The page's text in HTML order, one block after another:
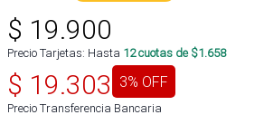
$ 19.900
Precio Tarjetas: Hasta 12cuotas de $1.658
$ 19.303 3% OFF
Precio Transferencia Bancaria